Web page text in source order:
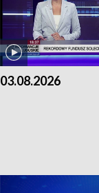
03.08.2026